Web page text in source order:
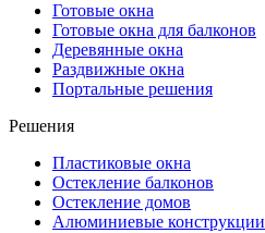
Готовые окна
Готовые окна для балконов
Деревянные окна
Раздвижные окна
Портальные решения
Решения
Пластиковые окна
Остекление балконов
Остекление домов
Алюминиевые конструкции